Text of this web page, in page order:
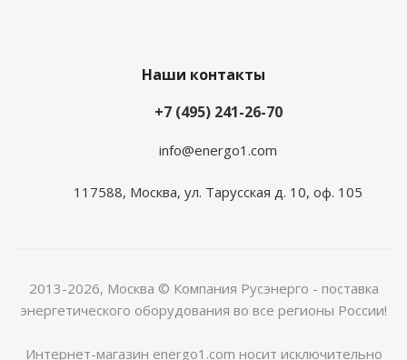
Наши контакты
+7 (495) 241-26-70
info@energo1.com
117588, Москва, ул. Тарусская д. 10, оф. 105
2013-2026, Москва © Компания Русэнерго - поставка
энергетического оборудования во все регионы России!
Интернет-магазин energo1.com носит исключительно